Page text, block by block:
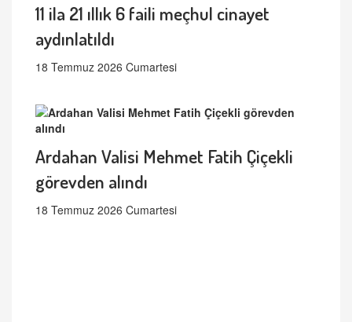
11 ila 21 ıllık 6 faili meçhul cinayet
aydınlatıldı
18 Temmuz 2026 Cumartesi
Ardahan Valisi Mehmet Fatih Çiçekli
görevden alındı
18 Temmuz 2026 Cumartesi